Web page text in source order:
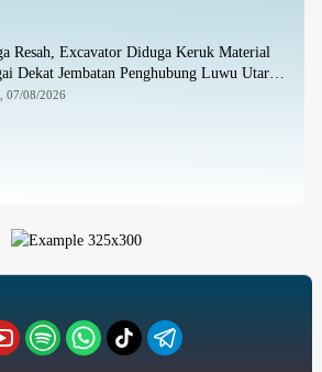
Resah, Excavator Diduga Keruk Material
Dekat Jembatan Penghubung Luwu Utara–
Timur
07/08/2026